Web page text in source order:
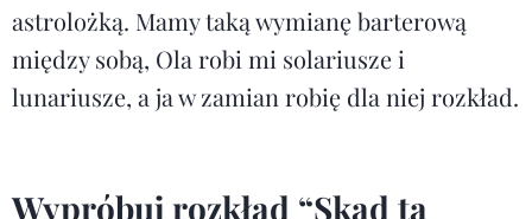
astrolożką. Mamy taką wymianę barterową
między sobą, Ola robi mi solariusze i
lunariusze, a ja w zamian robię dla niej rozkład.
Wypróbuj rozkład “Skąd ta